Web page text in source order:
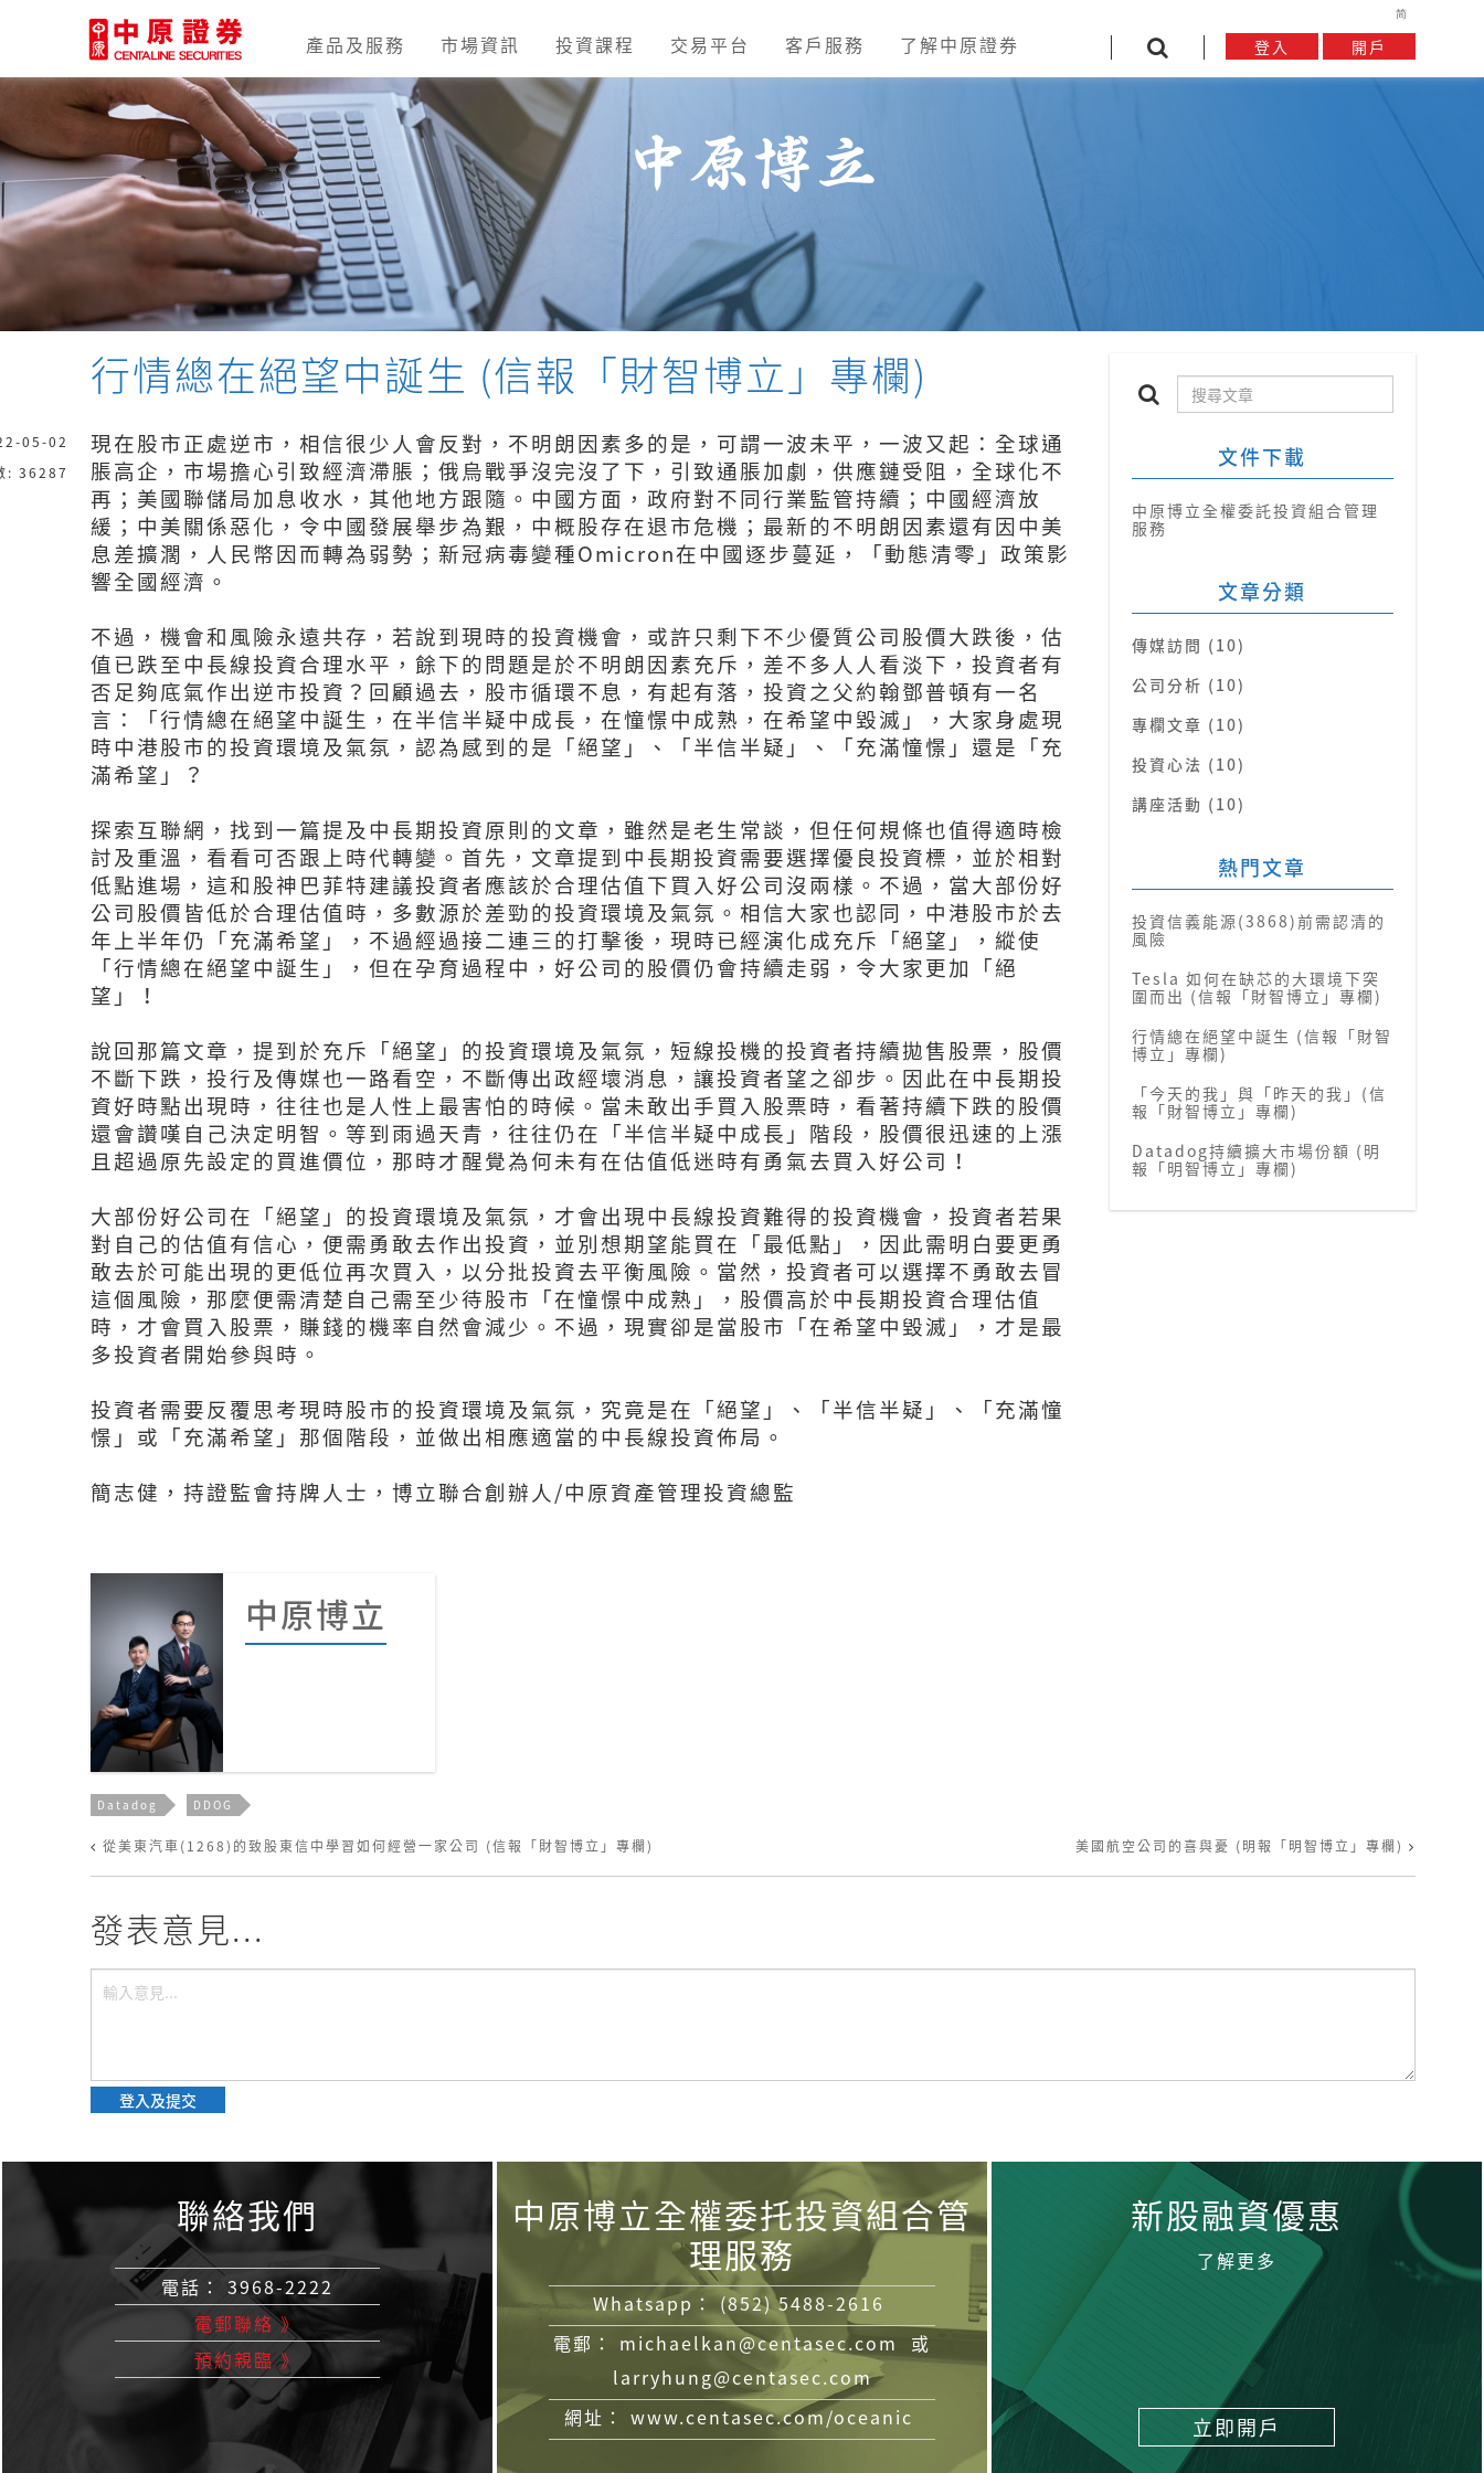
简
產品及服務
本地股票 新股認購 債券 基金 投資移民 中原翱翔
市場資訊
專家 BLOGGER 研究分析 投資頻道
投資課程
最新課程 投資教室
交易平台
平台下載
客戶服務
開戶流程 存提資金 存提股票 港股需知 保證金(孖展) 表格下載
佣金及收費 常見問題
了解中原證券
公司簡介 招聘人才
登入 開戶
中原博立
05-02
: 36287
行情總在絕望中誕生 (信報「財智博立」專欄)
現在股市正處逆市，相信很少人會反對，不明朗因素多的是，可謂一波未平，一波又起：全球通
脹高企，市場擔心引致經濟滯脹；俄烏戰爭沒完沒了下，引致通脹加劇，供應鏈受阻，全球化不
再；美國聯儲局加息收水，其他地方跟隨。中國方面，政府對不同行業監管持續；中國經濟放
緩；中美關係惡化，令中國發展舉步為艱，中概股存在退市危機；最新的不明朗因素還有因中美
息差擴濶，人民幣因而轉為弱勢；新冠病毒變種Omicron在中國逐步蔓延，「動態清零」政策影
響全國經濟。
不過，機會和風險永遠共存，若說到現時的投資機會，或許只剩下不少優質公司股價大跌後，估
值已跌至中長線投資合理水平，餘下的問題是於不明朗因素充斥，差不多人人看淡下，投資者有
否足夠底氣作出逆市投資？回顧過去，股市循環不息，有起有落，投資之父約翰鄧普頓有一名
言：「行情總在絕望中誕生，在半信半疑中成長，在憧憬中成熟，在希望中毀滅」，大家身處現
時中港股市的投資環境及氣氛，認為感到的是「絕望」、「半信半疑」、「充滿憧憬」還是「充
滿希望」？
探索互聯網，找到一篇提及中長期投資原則的文章，雖然是老生常談，但任何規條也值得適時檢
討及重溫，看看可否跟上時代轉變。首先，文章提到中長期投資需要選擇優良投資標，並於相對
低點進場，這和股神巴菲特建議投資者應該於合理估值下買入好公司沒兩樣。不過，當大部份好
公司股價皆低於合理估值時，多數源於差勁的投資環境及氣氛。相信大家也認同，中港股市於去
年上半年仍「充滿希望」，不過經過接二連三的打擊後，現時已經演化成充斥「絕望」，縱使
「行情總在絕望中誕生」，但在孕育過程中，好公司的股價仍會持續走弱，令大家更加「絕
望」！
說回那篇文章，提到於充斥「絕望」的投資環境及氣氛，短線投機的投資者持續拋售股票，股價
不斷下跌，投行及傳媒也一路看空，不斷傳出政經壞消息，讓投資者望之卻步。因此在中長期投
資好時點出現時，往往也是人性上最害怕的時候。當未敢出手買入股票時，看著持續下跌的股價
還會讚嘆自己決定明智。等到雨過天青，往往仍在「半信半疑中成長」階段，股價很迅速的上漲
且超過原先設定的買進價位，那時才醒覺為何未有在估值低迷時有勇氣去買入好公司！
大部份好公司在「絕望」的投資環境及氣氛，才會出現中長線投資難得的投資機會，投資者若果
對自己的估值有信心，便需勇敢去作出投資，並別想期望能買在「最低點」，因此需明白要更勇
敢去於可能出現的更低位再次買入，以分批投資去平衡風險。當然，投資者可以選擇不勇敢去冒
這個風險，那麼便需清楚自己需至少待股市「在憧憬中成熟」，股價高於中長期投資合理估值
時，才會買入股票，賺錢的機率自然會減少。不過，現實卻是當股市「在希望中毀滅」，才是最
多投資者開始參與時。
投資者需要反覆思考現時股市的投資環境及氣氛，究竟是在「絕望」、「半信半疑」、「充滿憧
憬」或「充滿希望」那個階段，並做出相應適當的中長線投資佈局。
簡志健，持證監會持牌人士，博立聯合創辦人/中原資產管理投資總監
中原博立
文件下載
中原博立全權委託投資組合管理
服務
文章分類
傳媒訪問 (10)
公司分析 (10)
專欄文章 (10)
投資心法 (10)
講座活動 (10)
熱門文章
投資信義能源(3868)前需認清的
風險
Tesla 如何在缺芯的大環境下突
圍而出 (信報「財智博立」專欄)
行情總在絕望中誕生 (信報「財智
博立」專欄)
「今天的我」與「昨天的我」(信
報「財智博立」專欄)
Datadog持續擴大市場份額 (明
報「明智博立」專欄)
Datadog DDOG
從美東汽車(1268)的致股東信中學習如何經營一家公司 (信報「財智博立」專欄) 美國航空公司的喜與憂 (明報「明智博立」專欄)
發表意見...
登入及提交
聯絡我們
電話： 3968-2222
電郵聯絡 》
預約親臨 》
中原博立全權委托投資組合管
理服務
Whatsapp： (852) 5488-2616
電郵：
michaelkan@centasec.com
或
larryhung@centasec.com
網址：
www.centasec.com/oceanic
新股融資優惠
了解更多
立即開戶